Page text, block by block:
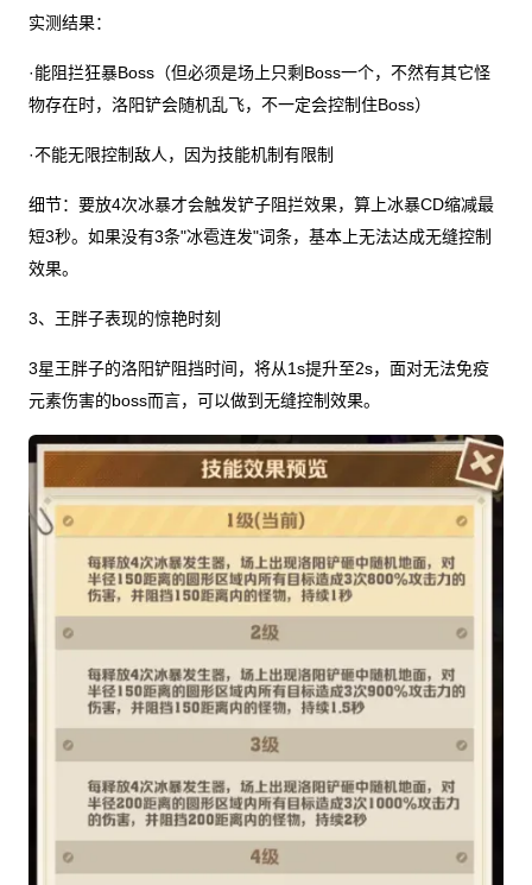
实测结果：
·能阻拦狂暴Boss（但必须是场上只剩Boss一个，不然有其它怪
物存在时，洛阳铲会随机乱飞，不一定会控制住Boss）
·不能无限控制敌人，因为技能机制有限制
细节：要放4次冰暴才会触发铲子阻拦效果，算上冰暴CD缩减最
短3秒。如果没有3条"冰雹连发"词条，基本上无法达成无缝控制
效果。
3、王胖子表现的惊艳时刻
3星王胖子的洛阳铲阻挡时间，将从1s提升至2s，面对无法免疫
元素伤害的boss而言，可以做到无缝控制效果。